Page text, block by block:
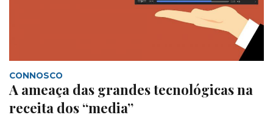
CONNOSCO
A ameaça das grandes tecnológicas na
receita dos “media”